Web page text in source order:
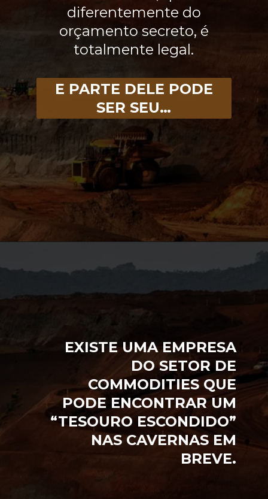
diferentemente do
orçamento secreto, é
totalmente legal.
E PARTE DELE PODE
SER SEU…
EXISTE UMA EMPRESA
DO SETOR DE
COMMODITIES QUE
PODE ENCONTRAR UM
“TESOURO ESCONDIDO”
NAS CAVERNAS EM
BREVE.